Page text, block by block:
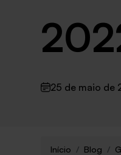
25 de maio de
Início Blog